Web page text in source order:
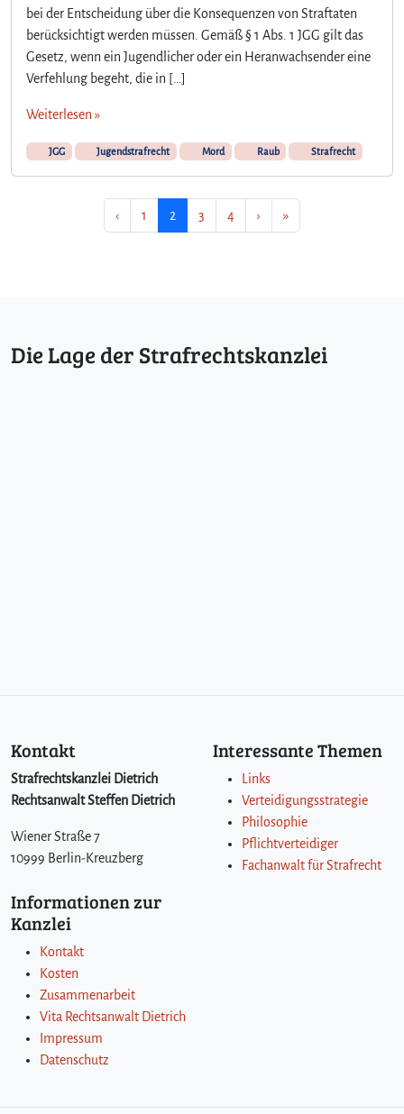
bei der Entscheidung über die Konsequenzen von Straftaten
berücksichtigt werden müssen. Gemäß § 1 Abs. 1 JGG gilt das
Gesetz, wenn ein Jugendlicher oder ein Heranwachsender eine
Verfehlung begeht, die in […]
Weiterlesen »
JGG Jugendstrafrecht Mord Raub Strafrecht
‹ Seite
1 Aktuelle Seite
2 Seite
3 Seite
4 › »
Die Lage der Strafrechtskanzlei
Kontakt
Strafrechtskanzlei Dietrich
Rechtsanwalt Steffen Dietrich
Wiener Straße 7
10999 Berlin-Kreuzberg
Interessante Themen
Links
Verteidigungsstrategie
Philosophie
Pflichtverteidiger
Fachanwalt für Strafrecht
Informationen zur
Kanzlei
Kontakt
Kosten
Zusammenarbeit
Vita Rechtsanwalt Dietrich
Impressum
Datenschutz